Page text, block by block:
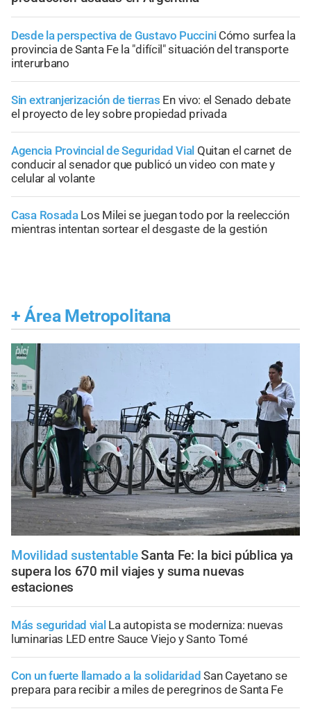
Desde la perspectiva de Gustavo Puccini Cómo surfea la
provincia de Santa Fe la "difícil" situación del transporte
interurbano
Sin extranjerización de tierras En vivo: el Senado debate
el proyecto de ley sobre propiedad privada
Agencia Provincial de Seguridad Vial Quitan el carnet de
conducir al senador que publicó un video con mate y
celular al volante
Casa Rosada Los Milei se juegan todo por la reelección
mientras intentan sortear el desgaste de la gestión
+ Área Metropolitana
Movilidad sustentable Santa Fe: la bici pública ya
supera los 670 mil viajes y suma nuevas
estaciones
Más seguridad vial La autopista se moderniza: nuevas
luminarias LED entre Sauce Viejo y Santo Tomé
Con un fuerte llamado a la solidaridad San Cayetano se
prepara para recibir a miles de peregrinos de Santa Fe